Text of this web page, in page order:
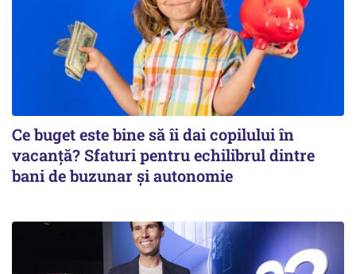
Ce buget este bine să îi dai copilului în
vacanță? Sfaturi pentru echilibrul dintre
bani de buzunar și autonomie